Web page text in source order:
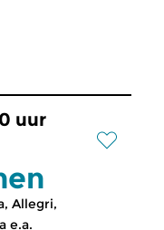
uur
Allegri,
e.a.